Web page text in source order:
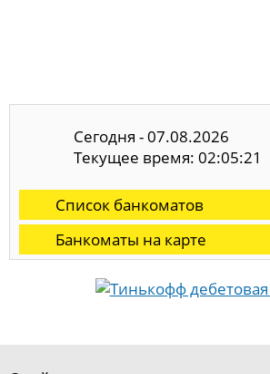
Сегодня - 07.08.2026
Текущее время: 02:05:21
Список банкоматов
Банкоматы на карте